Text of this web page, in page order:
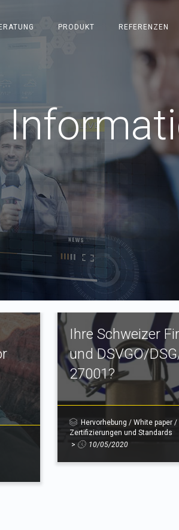
PRODUKT REFERENZEN
Ihre Schweizer
und DSVGO/
27001?
Hervorhebung / White paper /
Zertifizierungen und Standards
>
10/05/2020